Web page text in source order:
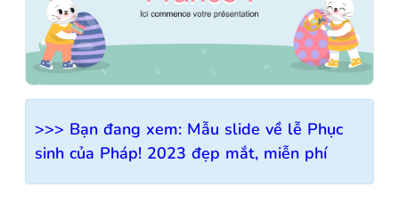
>>> Bạn đang xem: Mẫu slide về lễ Phục
sinh của Pháp! 2023 đẹp mắt, miễn phí